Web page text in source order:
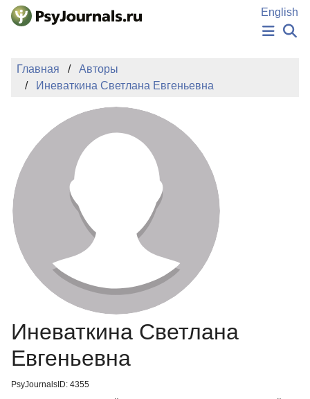
Перейти к основному содержанию
English
ИЗДАНИЯ
ПОДАТЬ РУКОПИСЬ
БАЗА ЗНАНИЙ
КЛЮЧЕВЫЕ СЛОВА
Регистрация
Главная
Авторы
Иневаткина Светлана Евгеньевна
Иневаткина Светлана
Евгеньевна
PsyJournalsID: 4355